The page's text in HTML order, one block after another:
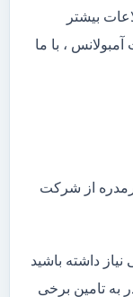
بیشتر
، با ما
از شرکت
داشته باشید
به تامین برخی